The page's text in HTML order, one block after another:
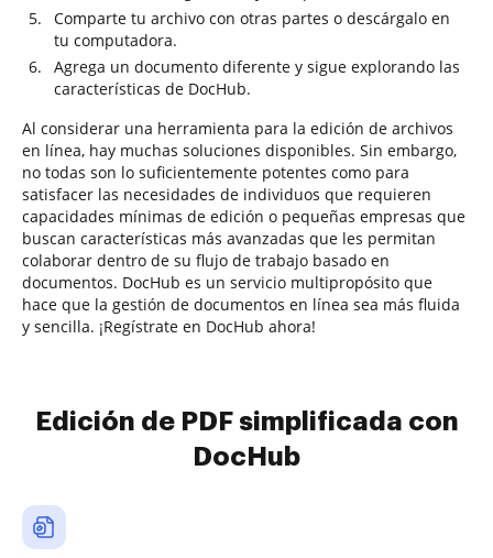
Comparte tu archivo con otras partes o descárgalo en
tu computadora.
Agrega un documento diferente y sigue explorando las
características de DocHub.
Al considerar una herramienta para la edición de archivos
en línea, hay muchas soluciones disponibles. Sin embargo,
no todas son lo suficientemente potentes como para
satisfacer las necesidades de individuos que requieren
capacidades mínimas de edición o pequeñas empresas que
buscan características más avanzadas que les permitan
colaborar dentro de su flujo de trabajo basado en
documentos. DocHub es un servicio multipropósito que
hace que la gestión de documentos en línea sea más fluida
y sencilla. ¡Regístrate en DocHub ahora!
Edición de PDF simplificada con
DocHub